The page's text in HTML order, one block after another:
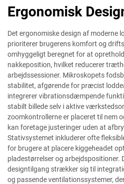
Ergonomisk
Det ergonomiske design af moderne
prioriterer brugerens komfort og
omhyggeligt beregnet for at
nakkeposition, hvilket reducerer
arbejdssessioner. Mikroskopets
stabilitet, afgørende for præcist
integrerer vibrationsdæmpende
stabilt billede selv i aktive
zoomkontrollerne er placeret til nem
kan foretage justeringer uden at
Stativsystemet inkluderer ofte
for brugere at placere kiggeheadet
pladestørrelser og arbejdspositioner.
designtilgang strækker sig til
og passende ventilationssystemer,